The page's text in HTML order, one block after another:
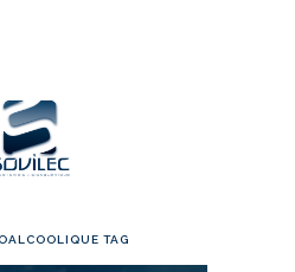
TAG